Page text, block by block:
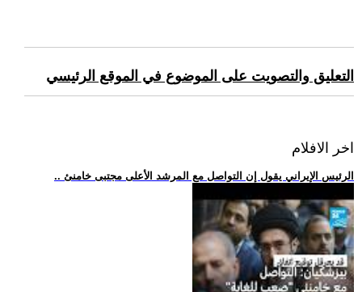
التعليق والتصويت على الموضوع في الموقع الرئيسي
اخر الافلام
.. الرئيس الإيراني يقول إن التواصل مع المرشد الأعلى مجتبى خامنئ